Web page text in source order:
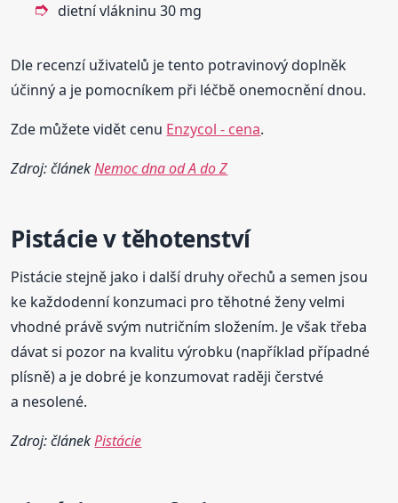
dietní vlákninu 30 mg
Dle recenzí uživatelů je tento potravinový doplněk
účinný a je pomocníkem při léčbě onemocnění dnou.
Zde můžete vidět cenu Enzycol - cena.
Zdroj: článekNemoc dna od A do Z
Pistácie v těhotenství
Pistácie stejně jako i další druhy ořechů a semen jsou
ke každodenní konzumaci pro těhotné ženy velmi
vhodné právě svým nutričním složením. Je však třeba
dávat si pozor na kvalitu výrobku (například případné
plísně) a je dobré je konzumovat raději čerstvé
a nesolené.
Zdroj: článekPistácie